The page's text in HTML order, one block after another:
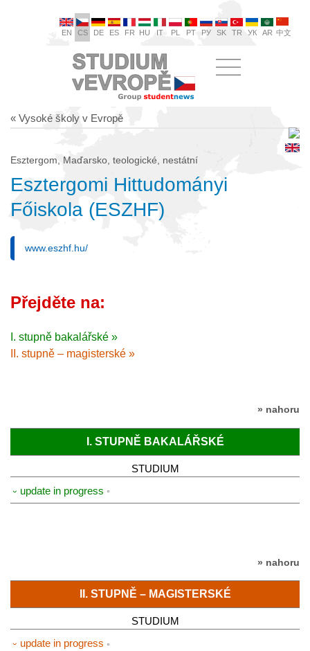
EN CS DE ES FR HU IT PL PT РУ SK TR УК AR 中文
« Vysoké školy v Evropě
Esztergom, Maďarsko, teologické, nestátní
Esztergomi Hittudományi
Főiskola (ESZHF)
www.eszhf.hu/
Přejděte na:
I. stupně bakalářské »
II. stupně – magisterské »
» nahoru
I. STUPNĚ BAKALÁŘSKÉ
STUDIUM
⏑ update in progress
» nahoru
II. STUPNĚ – MAGISTERSKÉ
STUDIUM
⏑ update in progress